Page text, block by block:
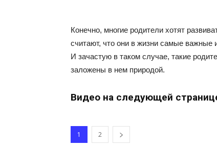
Конечно, многие родители хотят
считают, что они в жизни самые важные
И зачастую в таком случае, такие
заложены в нем природой.
Видео на следующей
1 2